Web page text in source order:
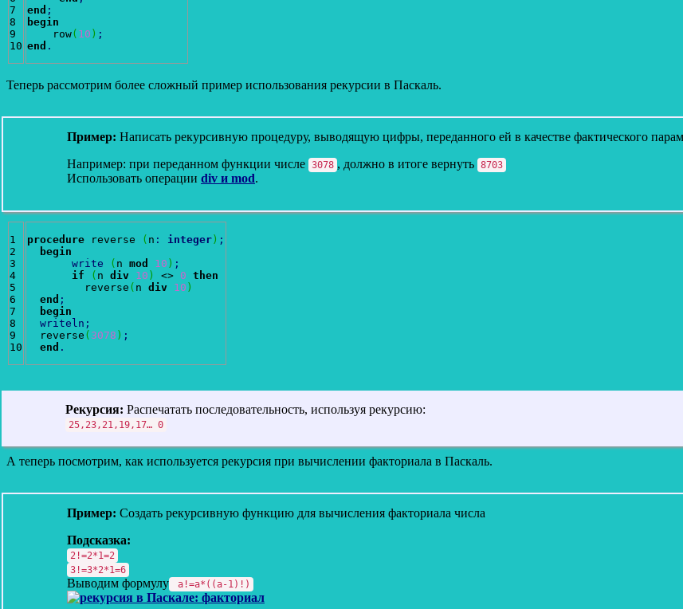
7
8
9
end ;
begin
    row
( 10 ) ;
end .
Теперь рассмотрим более сложный пример использования рекурсии в Паскаль.
Пример: Написать рекурсивную процедуру, выводящую цифры, переданного ей в качестве фактического
Например: при переданном функции числе 3078 , должно в итоге вернуть 8703
Использовать операции div и mod.
1
2
3
4
5
6
7
8
9
procedure reverse ( n : integer ) ;
begin
write
( n mod 10 ) ;
if
( n div 10 ) <> 0 then
         reverse
( n div 10 )
end ;
begin
writeln ;
  reverse
( 3078 ) ;
end .
Рекурсия: Распечатать последовательность, используя рекурсию:
25,23,21,19,17… 0
А теперь посмотрим, как используется рекурсия при вычислении факториала в Паскаль.
Пример: Создать рекурсивную функцию для вычисления факториала числа
Подсказка:
2!=2*1=2
3!=3*2*1=6
Выводим формулу a!=a*((a-1)!)